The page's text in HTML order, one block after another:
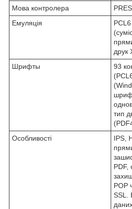
Мова контролера
Емуляція
друк
Шрифты
93
тип
Особливості
IPS,
PDF,
POP
SSL.